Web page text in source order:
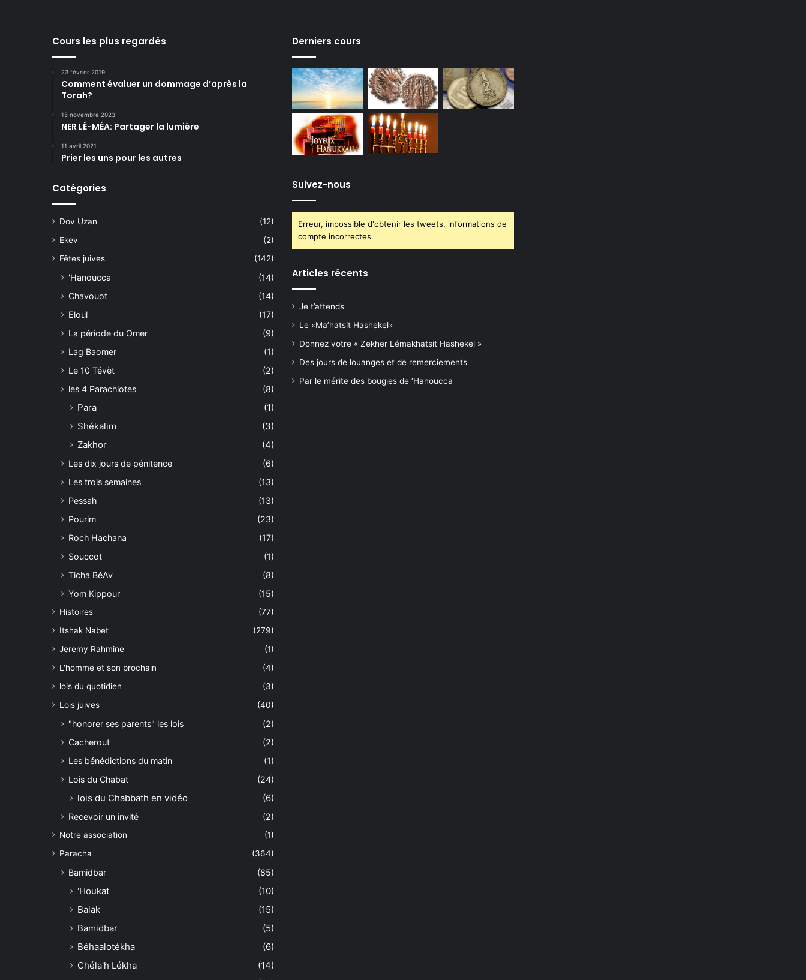
Cours les plus regardés
23 février 2019
Comment évaluer un dommage d’après la
Torah?
15 novembre 2023
NER LÉ-MÉA: Partager la lumière
11 avril 2021
Prier les uns pour les autres
Catégories
Dov Uzan
(12)
Ekev
(2)
Fêtes juives
(142)
'Hanoucca
(14)
Chavouot
(14)
Eloul
(17)
La période du Omer
(9)
Lag Baomer
(1)
Le 10 Tévèt
(2)
les 4 Parachiotes
(8)
Para
(1)
Shékalim
(3)
Zakhor
(4)
Les dix jours de pénitence
(6)
Les trois semaines
(13)
Pessah
(13)
Pourim
(23)
Roch Hachana
(17)
Souccot
(1)
Ticha BéAv
(8)
Yom Kippour
(15)
Histoires
(77)
Itshak Nabet
(279)
Jeremy Rahmine
(1)
L'homme et son prochain
(4)
lois du quotidien
(3)
Lois juives
(40)
"honorer ses parents" les lois
(2)
Cacherout
(2)
Les bénédictions du matin
(1)
Lois du Chabat
(24)
lois du Chabbath en vidéo (6)
Recevoir un invité (2)
Notre association
(1)
Paracha
(364)
Bamidbar (85)
'Houkat
(10)
Balak
(15)
Bamidbar
(5)
Béhaalotékha
(6)
Chéla'h Lékha
(14)
Derniers cours
Suivez-nous
Erreur, impossible d'obtenir les tweets, informations de
compte incorrectes.
Articles récents
Je t’attends
Le «Ma’hatsit Hashekel»
Donnez votre « Zekher Lémakhatsit Hashekel »
Des jours de louanges et de remerciements
Par le mérite des bougies de ‘Hanoucca